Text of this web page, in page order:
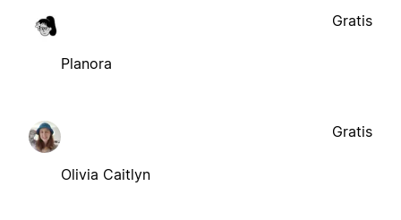
Planora
Gratis
Olivia Caitlyn
Gratis